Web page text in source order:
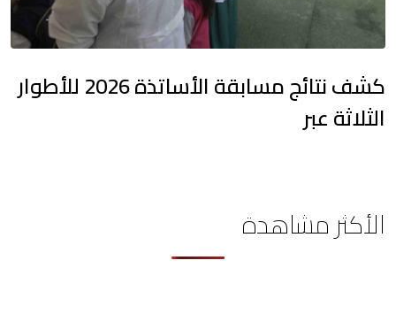
كشف نتائج مسابقة الأساتذة 2026 للأطوار
الثلاثة عبر
الأكثر مشاهدة